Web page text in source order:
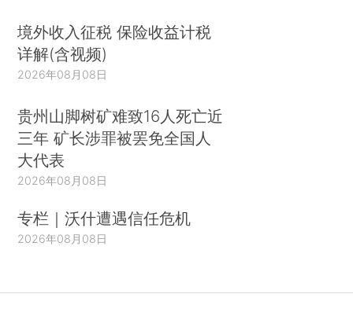
境外收入征税 保险收益计税
详解(含视频)
2026年08月08日
贵州山脚树矿难致16人死亡近
三年 矿长涉罪被罢免全国人
大代表
2026年08月08日
专栏｜沃什遭遇信任危机
2026年08月08日